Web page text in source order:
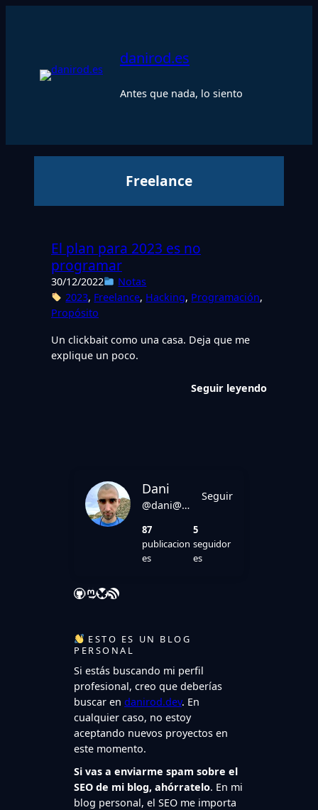
danirod.es
Antes que nada, lo siento
Freelance
El plan para 2023 es no
programar
30/12/2022
Notas
2023, Freelance, Hacking, Programación
Propósito
Un clickbait como una casa. Deja que me
explique un poco.
Seguir leyendo
Dani
@dani@danirod.es
Seguir
87
publicacion
es
5
seguidor
es
GitHub Mastodon Bluesky Feed RSS
ESTO ES UN BLOG
PERSONAL
Si estás buscando mi perfil
profesional, creo que deberías
buscar en danirod.dev. En
cualquier caso, no estoy
aceptando nuevos proyectos en
este momento.
Si vas a enviarme spam sobre el
SEO de mi blog, ahórratelo. En mi
blog personal, el SEO me importa